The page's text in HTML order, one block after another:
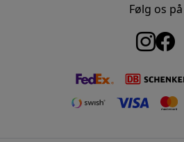
www.pipetto.se
Følg os på